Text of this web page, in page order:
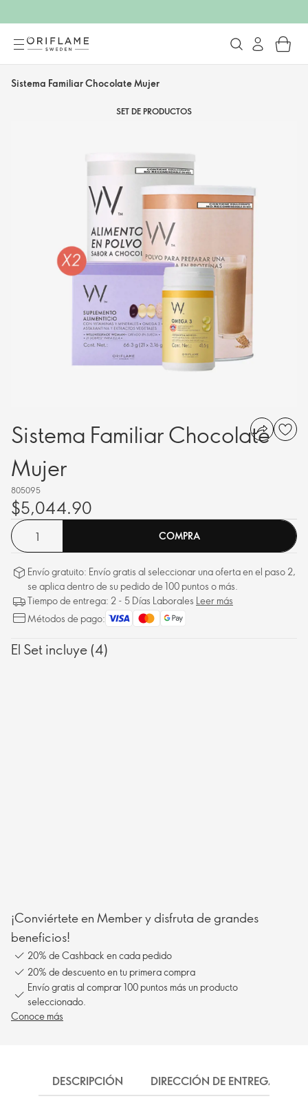
Sistema Familiar Chocolate Mujer
SET DE PRODUCTOS
Sistema Familiar Chocolate
Mujer
805095
$5,044.90
COMPRA
Envío gratuito: Envío gratis al seleccionar una oferta en el paso 2,
se aplica dentro de su pedido de 100 puntos o más.
Tiempo de entrega: 2 - 5 Días Laborales Leer más
Métodos de pago:
El Set incluye (4)
¡Conviértete en Member y disfruta de grandes
beneficios!
20% de Cashback en cada pedido
20% de descuento en tu primera compra
Envío gratis al comprar 100 puntos más un producto
seleccionado.
Conoce más
DESCRIPCIÓN DIRECCIÓN DE ENTREGA